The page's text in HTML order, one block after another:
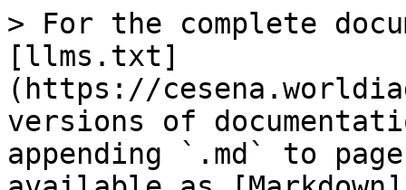
> For the complete
[llms.txt]
(https://
versions of
appending `.md` to